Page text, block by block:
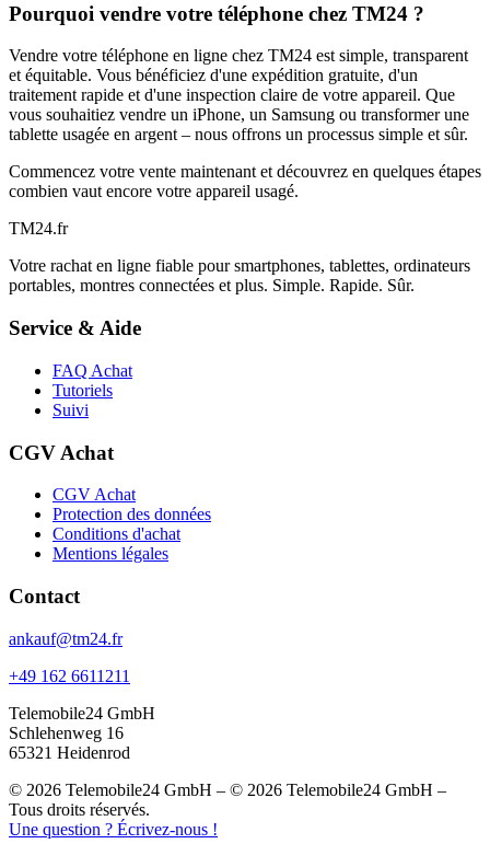
Pourquoi vendre votre téléphone chez TM24 ?
Vendre votre téléphone en ligne chez TM24 est simple, transparent
et équitable. Vous bénéficiez d'une expédition gratuite, d'un
traitement rapide et d'une inspection claire de votre appareil. Que
vous souhaitiez vendre un iPhone, un Samsung ou transformer une
tablette usagée en argent – nous offrons un processus simple et sûr.
Commencez votre vente maintenant et découvrez en quelques étapes
combien vaut encore votre appareil usagé.
TM24.fr
Votre rachat en ligne fiable pour smartphones, tablettes, ordinateurs
portables, montres connectées et plus. Simple. Rapide. Sûr.
Service & Aide
FAQ Achat
Tutoriels
Suivi
CGV Achat
CGV Achat
Protection des données
Conditions d'achat
Mentions légales
Contact
ankauf@tm24.fr
+49 162 6611211
Telemobile24 GmbH
Schlehenweg 16
65321 Heidenrod
© 2026 Telemobile24 GmbH – © 2026 Telemobile24 GmbH –
Tous droits réservés.
Une question ? Écrivez-nous !